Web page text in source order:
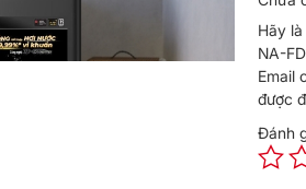
Hãy
NA-
Email
được
Đánh